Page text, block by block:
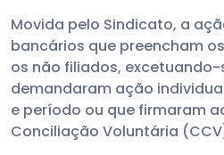
Movida pelo Sindicato, a
bancários que preencham
os não filiados,
demandaram ação
e período ou que firmaram
Conciliação Voluntária